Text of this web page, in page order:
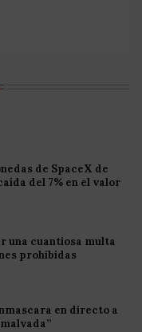
de SpaceX de
del 7% en el valor
una cuantiosa multa
prohibidas
en directo a